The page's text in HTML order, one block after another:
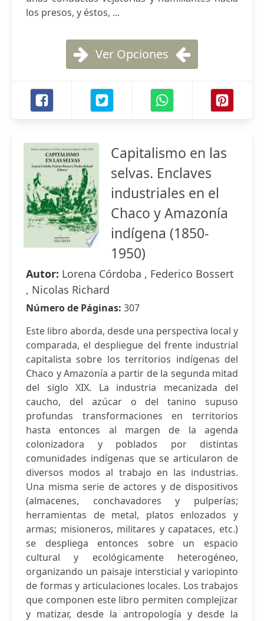
los presos, y éstos, ...
Ver Opciones
Capitalismo en las
selvas. Enclaves
industriales en el
Chaco y Amazonía
indígena (1850-
1950)
Autor: Lorena Córdoba , Federico Bossert
, Nicolas Richard
Número de Páginas: 307
Este libro aborda, desde una perspectiva local y
comparada, el despliegue del frente industrial
capitalista sobre los territorios indígenas del
Chaco y Amazonía a partir de la segunda mitad
del siglo XIX. La industria mecanizada del
caucho, del azúcar o del tanino supuso
profundas transformaciones en territorios
hasta entonces al margen de la agenda
colonizadora y poblados por distintas
comunidades indígenas que se articularon de
diversos modos al trabajo en las industrias.
Una misma serie de actores y de dispositivos
(almacenes, conchavadores y pulperías;
herramientas de metal, platos enlozados y
armas; misioneros, militares y capataces, etc.)
se despliega entonces sobre un espacio
cultural y ecológicamente heterogéneo,
organizando un paisaje intersticial y variopinto
de formas y articulaciones locales. Los trabajos
que componen este libro permiten complejizar
y matizar, desde la antropología y desde la